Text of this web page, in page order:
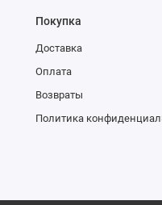
Покупка
Доставка
Оплата
Возвраты
Политика